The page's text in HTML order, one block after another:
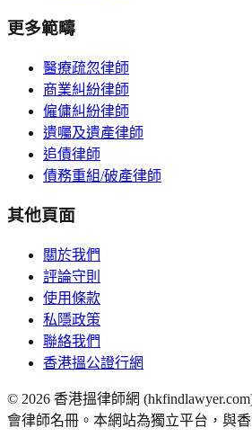
更多範疇
醫療疏忽律師
商業糾紛律師
僱傭糾紛律師
遺囑及遺產律師
追債律師
債務重組/破產律師
其他頁面
關於我們
評論守則
使用條款
私隱政策
聯絡我們
香港搵公證行網
© 2026 香港搵律師網
會律師名冊。本網站為獨立平台，與